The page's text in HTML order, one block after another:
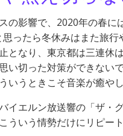
の影響で、2020年の春
ったら冬休みはまた旅
となり、東京都は三連休
い切った対策ができない
いうときこそ音楽が癒やし
イエルン放送響の「ザ・
ういう情勢だけにリピー